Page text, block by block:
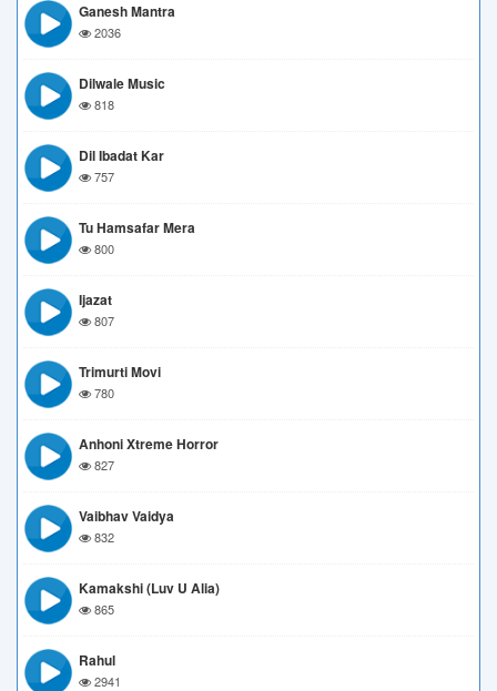
Ganesh Mantra
2036
Dilwale Music
818
Dil Ibadat Kar
757
Tu Hamsafar Mera
800
Ijazat
807
Trimurti Movi
780
Anhoni Xtreme Horror
827
Vaibhav Vaidya
832
Kamakshi (Luv U Alia)
865
Rahul
2941